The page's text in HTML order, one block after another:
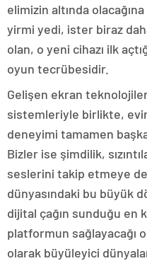
elimizin altında
yirmi yedi, ister biraz
olan, o yeni cihazı ilk
oyun tecrübesidir.
Gelişen ekran
sistemleriyle birlikte,
deneyimi tamamen
Bizler ise şimdilik,
seslerini takip etmeye
dünyasındaki bu büyük
dijital çağın sunduğu
platformun sağlayacağı
olarak büyüleyici